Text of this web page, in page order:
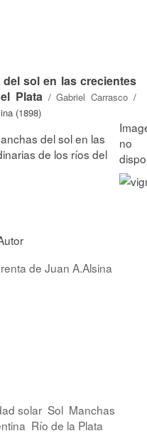
sol en las crecientes
Plata/Gabriel Carrasco /
(1898)
del sol en las
de los ríos del
de Juan A.Alsina
solar Sol Manchas
Río de la Plata